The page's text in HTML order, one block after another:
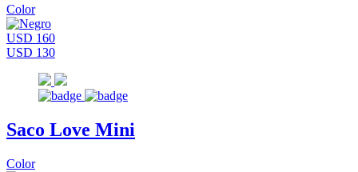
Color
USD 160
USD 130
Saco Love Mini
Color